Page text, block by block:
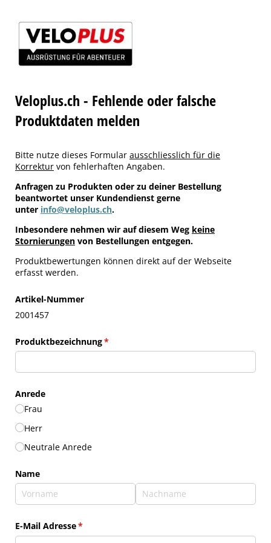
Veloplus.ch - Fehlende oder falsche
Produktdaten melden
Bitte nutze dieses Formular ausschliesslich für die
Korrektur von fehlerhaften Angaben.
Anfragen zu Produkten oder zu deiner Bestellung
beantwortet unser Kundendienst gerne
unter info@veloplus.ch.
Inbesondere nehmen wir auf diesem Weg keine
Stornierungen von Bestellungen entgegen.
Produktbewertungen können direkt auf der Webseite
erfasst werden.
Artikel-Nummer
2001457
Produktbezeichnung*
(erforderlich)
Anrede
Frau
Herr
Neutrale Anrede
Name
E-Mail Adresse*
(erforderlich)